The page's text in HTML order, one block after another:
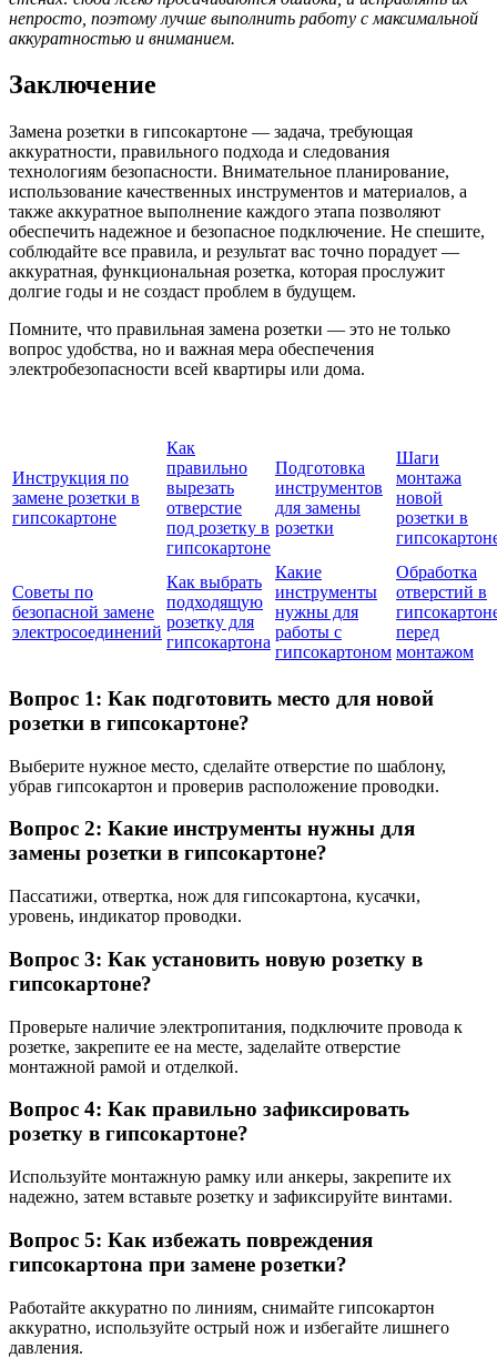
непросто, поэтому лучше выполнить работу с максимальной
аккуратностью и вниманием.
Заключение
Замена розетки в гипсокартоне — задача, требующая
аккуратности, правильного подхода и следования
технологиям безопасности. Внимательное планирование,
использование качественных инструментов и материалов, а
также аккуратное выполнение каждого этапа позволяют
обеспечить надежное и безопасное подключение. Не спешите,
соблюдайте все правила, и результат вас точно порадует —
аккуратная, функциональная розетка, которая прослужит
долгие годы и не создаст проблем в будущем.
Помните, что правильная замена розетки — это не только
вопрос удобства, но и важная мера обеспечения
электробезопасности всей квартиры или дома.
Инструкция по
замене розетки в
гипсокартоне
Как
правильно
вырезать
отверстие
под розетку в
гипсокартоне
Подготовка
инструментов
для замены
розетки
Шаги
монтажа
новой
розетки в
Советы по
безопасной замене
электросоединений
Как выбрать
подходящую
розетку для
гипсокартона
Какие
инструменты
нужны для
работы с
гипсокартоном
Обработка
отверстий в
перед
монтажом
Вопрос 1: Как подготовить место для новой
розетки в гипсокартоне?
Выберите нужное место, сделайте отверстие по шаблону,
убрав гипсокартон и проверив расположение проводки.
Вопрос 2: Какие инструменты нужны для
замены розетки в гипсокартоне?
Пассатижи, отвертка, нож для гипсокартона, кусачки,
уровень, индикатор проводки.
Вопрос 3: Как установить новую розетку в
гипсокартоне?
Проверьте наличие электропитания, подключите провода к
розетке, закрепите ее на месте, заделайте отверстие
монтажной рамой и отделкой.
Вопрос 4: Как правильно зафиксировать
розетку в гипсокартоне?
Используйте монтажную рамку или анкеры, закрепите их
надежно, затем вставьте розетку и зафиксируйте винтами.
Вопрос 5: Как избежать повреждения
гипсокартона при замене розетки?
Работайте аккуратно по линиям, снимайте гипсокартон
аккуратно, используйте острый нож и избегайте лишнего
давления.